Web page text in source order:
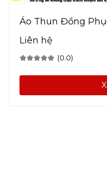
Áo Thun Đồng
Liên hệ
(0.0)